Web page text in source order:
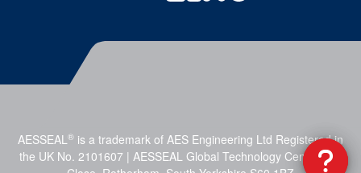
AESSEAL® is a trademark of AES Engineering Ltd Registered in
the UK No. 2101607 | AESSEAL Global Technology Centre, Mill